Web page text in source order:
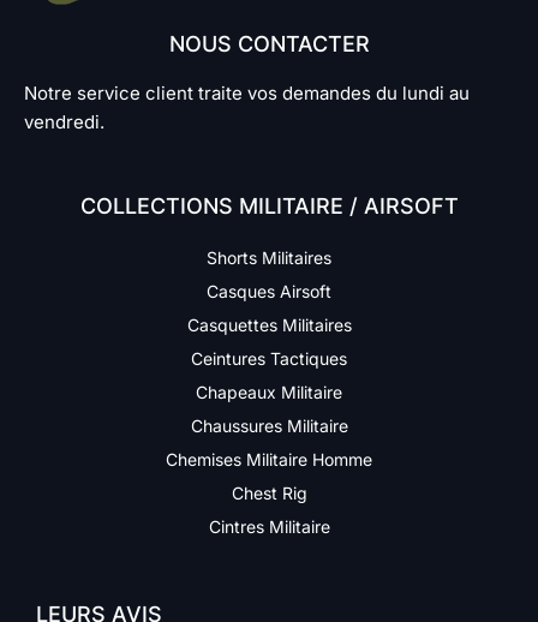
NOUS CONTACTER
Notre service client traite vos demandes du lundi au
vendredi.
COLLECTIONS MILITAIRE / AIRSOFT
Shorts Militaires
Casques Airsoft
Casquettes Militaires
Ceintures Tactiques
Chapeaux Militaire
Chaussures Militaire
Chemises Militaire Homme
Chest Rig
Cintres Militaire
LEURS AVIS